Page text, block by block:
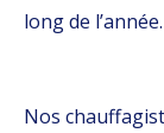
long de l’année.
Nos